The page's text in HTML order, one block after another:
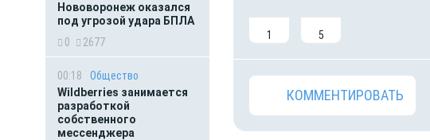
Нововоронеж оказался
под угрозой удара БПЛА
0
2677
00:18
Общество
Wildberries занимается
разработкой
собственного
мессенджера
1 5
КОММЕНТИРОВАТЬ